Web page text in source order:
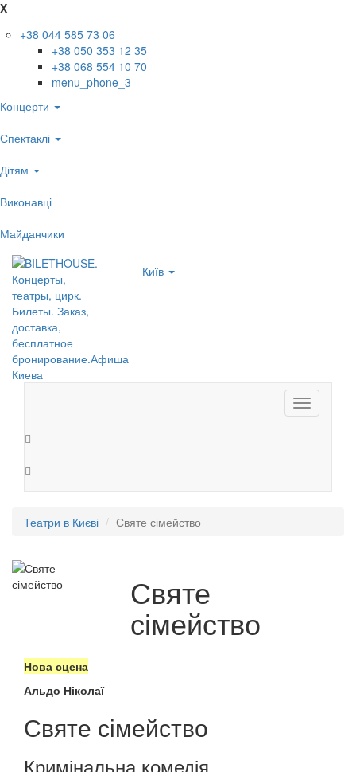
X
+38 044 585 73 06
+38 050 353 12 35
+38 068 554 10 70
menu_phone_3
Концерти
Спектаклі
Дітям
Виконавці
Майданчики
Київ
Toggle
navigation
Театри в Києві Святе сімейство
Святе
сімейство
Нова сцена
Альдо Ніколаї
Святе сімейство
Кримінальна комедія